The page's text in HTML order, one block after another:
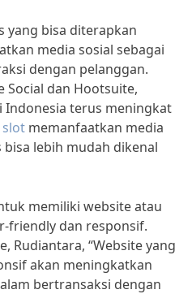
yang bisa diterapkan
media sosial sebagai
dengan pelanggan.
Social dan Hootsuite,
Indonesia terus meningkat
slot memanfaatkan media
lebih mudah dikenal
memiliki website atau
friendly dan responsif.
Rudiantara, “Website yang
akan meningkatkan
bertransaksi dengan